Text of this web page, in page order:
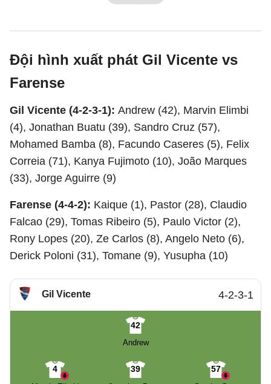
Đội hình xuất phát Gil Vicente vs
Farense
Gil Vicente (4-2-3-1): Andrew (42), Marvin Elimbi
(4), Jonathan Buatu (39), Sandro Cruz (57),
Mohamed Bamba (8), Facundo Caseres (5), Felix
Correia (71), Kanya Fujimoto (10), João Marques
(33), Jorge Aguirre (9)
Farense (4-4-2): Kaique (1), Pastor (28), Claudio
Falcao (29), Tomas Ribeiro (5), Paulo Victor (2),
Rony Lopes (20), Ze Carlos (8), Angelo Neto (6),
Derick Poloni (31), Tomane (9), Yusupha (10)
Gil Vicente 4-2-3-1
42
Andrew
4
39
57